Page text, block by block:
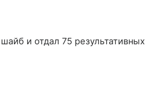
и отдал 75 результативных